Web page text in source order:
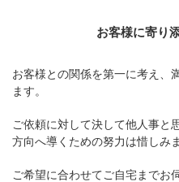
お客様に寄り
お客様との関係を第一に考え、
ます。
ご依頼に対して決して他人事と
方向へ導くための努力は惜しみ
ご希望に合わせてご自宅までお